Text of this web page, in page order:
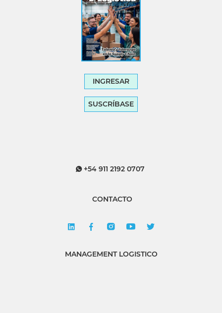
INGRESAR
SUSCRÍBASE
+54 911 2192 0707
CONTACTO
MANAGEMENT LOGISTICO